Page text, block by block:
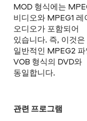
MOD 형식에는
비디오와 MPEG1 레
오디오가 포함되어
있습니다. 즉, 이것
일반적인 MPEG2
VOB 형식의 DVD와
동일합니다.
관련 프로그램